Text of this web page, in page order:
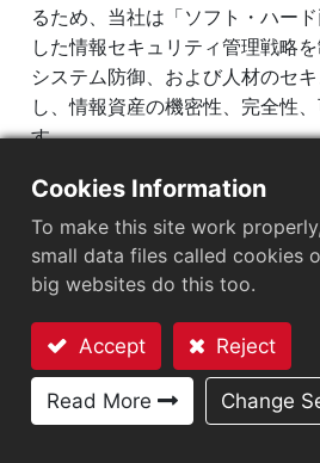
アリゾンでの持続可能性
企業の持続可能性
リスク管理
情報セキュリティ管理
Intellectual Property
サプライチェーン管理
製品の持続可能性
企業価値向上計画
るため、当社は「ソフト・ハー
した情報セキュリティ管理戦略を
システム防御、および人材のセ
し、情報資産の機密性、完全性
す。
政府の関連法令要求に準拠し、会
リティガバナンス構造を強化する
情報セキュリティ長を設置し、
ループを設立して、情報セキュリ
永道は台湾支社の総経理として
者を務め、台湾および揚州の情報
報セキュリティチームを結成し
Cookies Information
To make this site work
small data files called cookies
big websites do this too.
Accept Reject
Read More Change